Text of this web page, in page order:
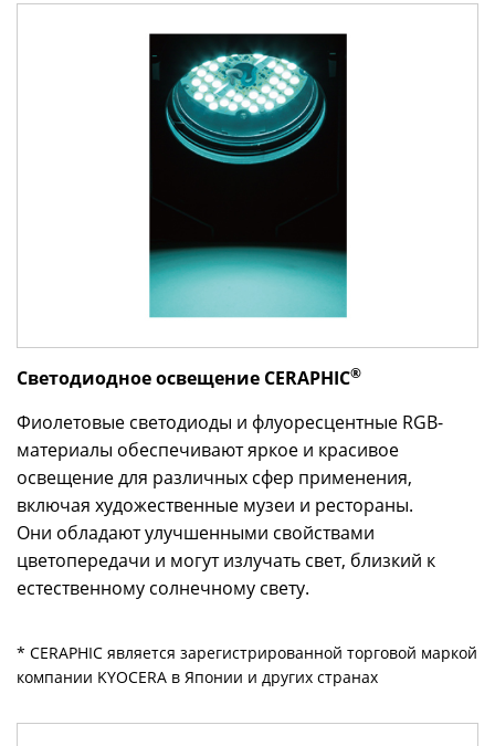
Светодиодное освещение CERAPHIC®
Фиолетовые светодиоды и флуоресцентные RGB-
материалы обеспечивают яркое и красивое
освещение для различных сфер применения,
включая художественные музеи и рестораны.
Они обладают улучшенными свойствами
цветопередачи и могут излучать свет, близкий к
естественному солнечному свету.
* CERAPHIC является зарегистрированной торговой маркой
компании KYOCERA в Японии и других странах